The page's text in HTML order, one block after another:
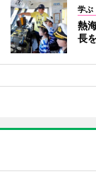
学ぶ
熱
長